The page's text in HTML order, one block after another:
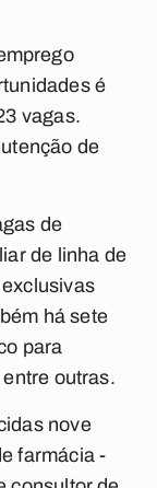
é
vagas.
de
de
de linha de
há sete
para
outras.
nove
farmácia -